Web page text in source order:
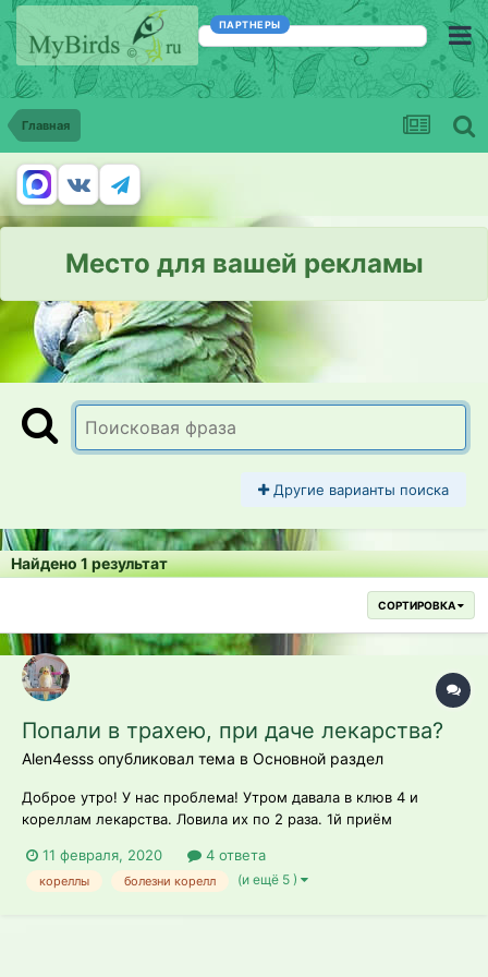
ПАРТНЕРЫ
Главная
Место для вашей рекламы
Другие варианты поиска
Найдено 1 результат
СОРТИРОВКА
Попали в трахею, при даче лекарства?
Alen4esss опубликовал тема в Основной раздел
Доброе утро! У нас проблема! Утром давала в клюв 4 и
кореллам лекарства. Ловила их по 2 раза. 1й приём
не ручные и сильно сопротивлялись, чувствуют себя
нормально, обычно. А те, что ручные 2 молодын п...
11 февраля, 2020 4 ответа
кореллы болезни корелл (и ещё 5 )